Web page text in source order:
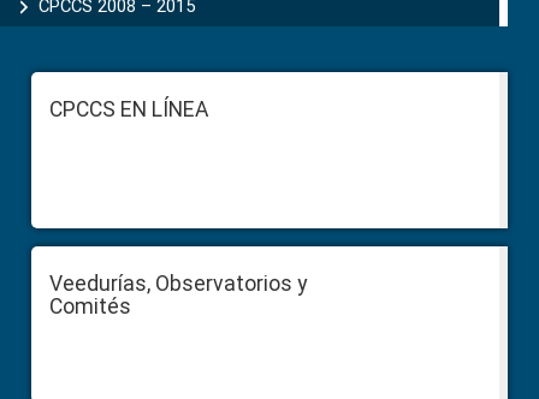
CPCCS 2008 – 2015
FooterCPCCS EN LÍNEA
Veedurías, Observatorios y
Comités